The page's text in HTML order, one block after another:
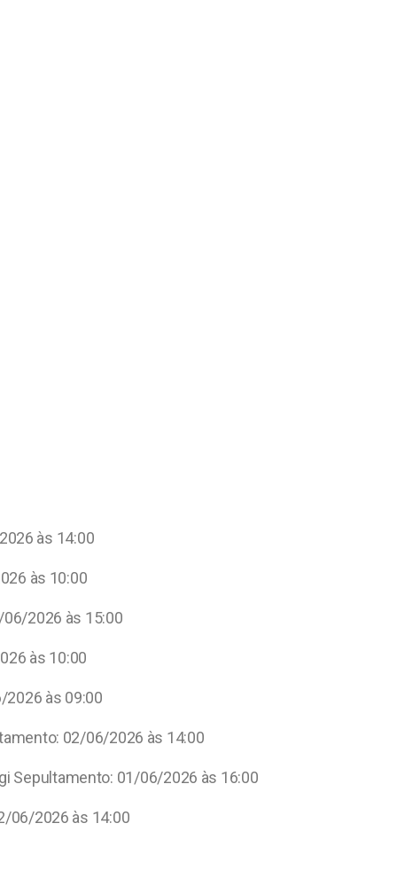
às 14:00
às 10:00
06/2026 às 15:00
às 10:00
2026 às 09:00
02/06/2026 às 14:00
Sepultamento: 01/06/2026 às 16:00
06/2026 às 14:00